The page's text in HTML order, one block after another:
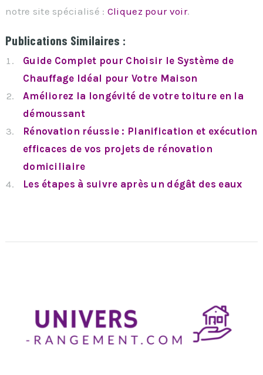
notre site spécialisé : Cliquez pour voir.
Publications Similaires :
Guide Complet pour Choisir le Système de
Chauffage Idéal pour Votre Maison
Améliorez la longévité de votre toiture en la
démoussant
Rénovation réussie : Planification et exécution
efficaces de vos projets de rénovation
domiciliaire
Les étapes à suivre après un dégât des eaux